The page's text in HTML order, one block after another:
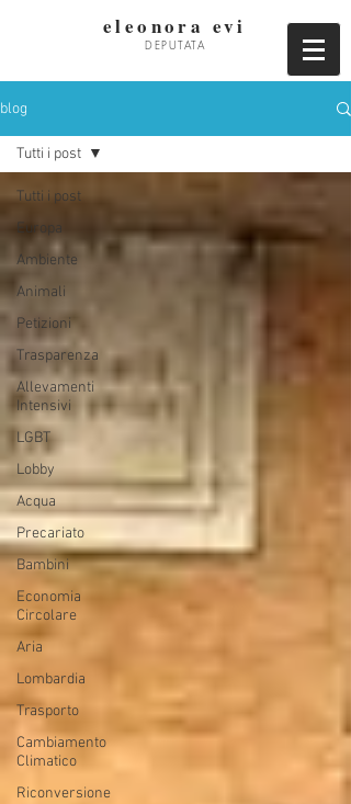
eleonora evi
DEPUTATA
blog
Tutti i post
Europa
Ambiente
Animali
Petizioni
Trasparenza
Allevamenti
Intensivi
LGBT
Lobby
Acqua
Precariato
Bambini
Economia
Circolare
Aria
Lombardia
Trasporto
Cambiamento
Climatico
Riconversione
Tutti i post